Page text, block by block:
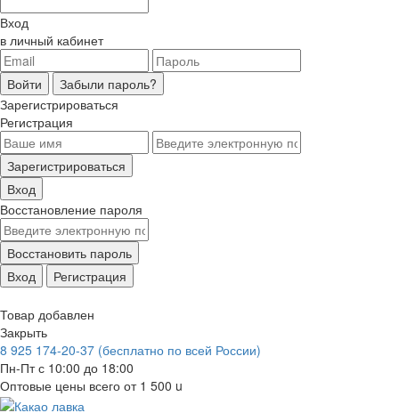
Вход
в личный кабинет
Войти
Забыли пароль?
Зарегистрироваться
Регистрация
Зарегистрироваться
Вход
Восстановление пароля
Восстановить пароль
Вход
Регистрация
Товар добавлен
Закрыть
8 925 174-20-37 (бесплатно по всей России)
Пн-Пт с 10:00 до 18:00
Оптовые цены всего от 1 500 u